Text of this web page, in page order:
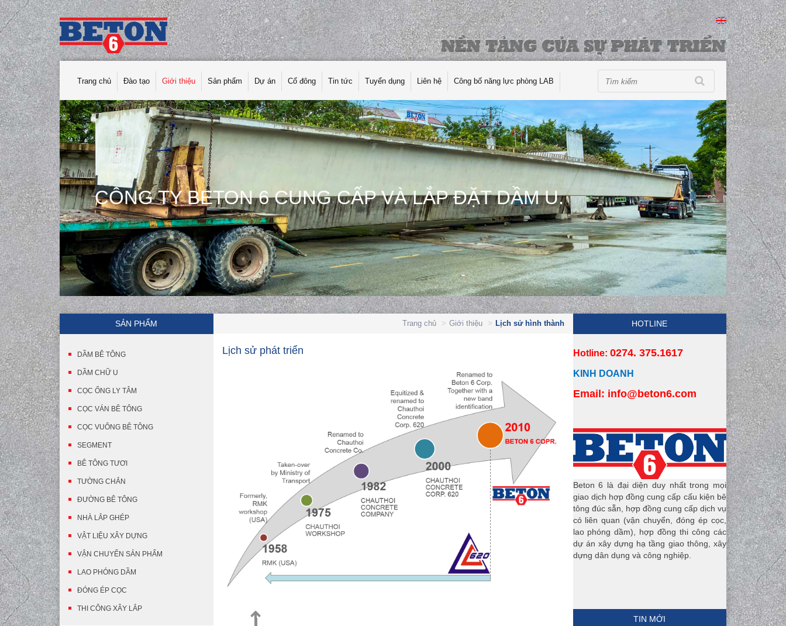
Trang chủ Đào tạo Giới thiệu Sản phẩm Dự án Cổ đông Tin tức Tuyển dụng Liên hệ Công bố năng lực phòng LAB
CÔNG TY BETON 6 CUNG CẤP VÀ LẮP ĐẶT DẦM U.
SẢN PHẨM
DẦM BÊ TÔNG
DẦM CHỮ U
CỌC ỐNG LY TÂM
CỌC VÁN BÊ TÔNG
CỌC VUÔNG BÊ TÔNG
SEGMENT
BÊ TÔNG TƯƠI
TƯỜNG CHẮN
ĐƯỜNG BÊ TÔNG
NHÀ LẮP GHÉP
VẬT LIỆU XÂY DỰNG
VẬN CHUYỂN SẢN PHẨM
LAO PHÓNG DẦM
ĐÓNG ÉP CỌC
THI CÔNG XÂY LẮP
Trang chủ Giới thiệu Lịch sử hình thành
Lịch sử phát triển
HOTLINE
Hotline: 0274. 375.1617
KINH DOANH
Email: info@beton6.com
Beton 6 là đại diện duy nhất trong mọi
giao dịch hợp đồng cung cấp cấu kiện bê
tông đúc sẵn, hợp đồng cung cấp dịch vụ
có liên quan (vận chuyển, đóng ép cọc,
lao phóng dầm), hợp đồng thi công các
dự án xây dựng hạ tầng giao thông, xây
dựng dân dụng và công nghiệp.
TIN MỚI